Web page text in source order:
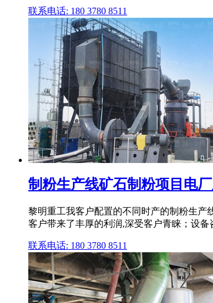
联系电话: 180 3780 8511
制粉生产线矿石制粉项目电
黎明重工我客户配置的不同时产的制粉生产
客户带来了丰厚的利润,深受客户青睐；设备
联系电话: 180 3780 8511